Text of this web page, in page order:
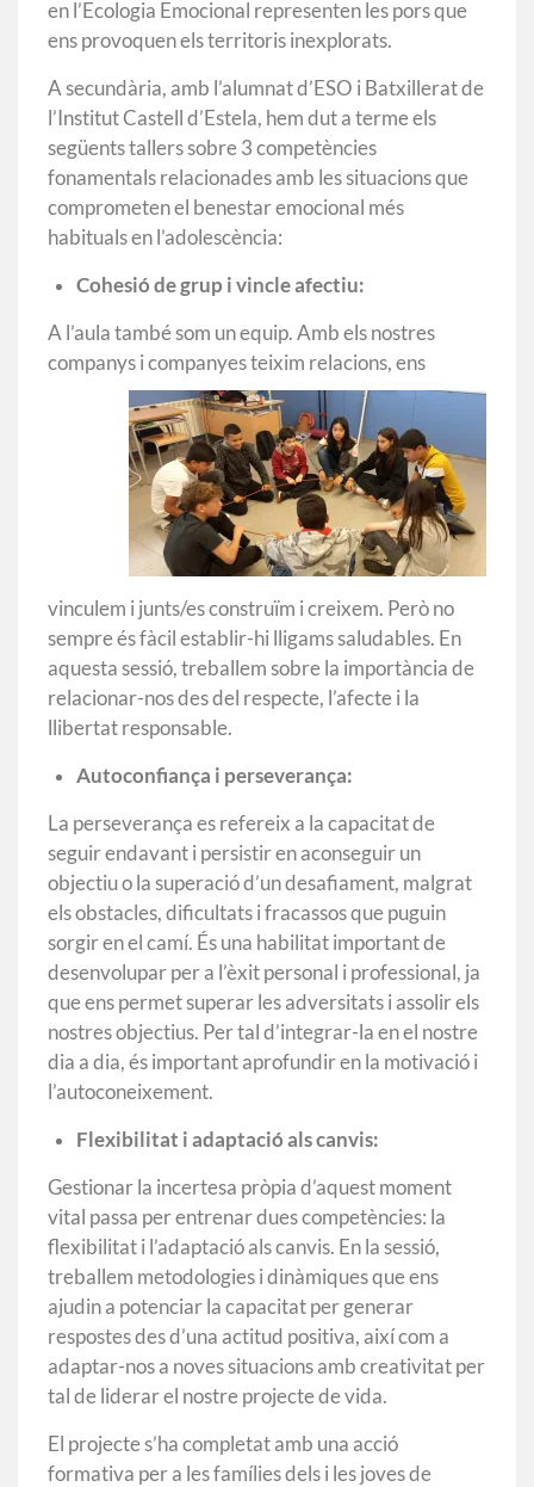
en l’Ecologia Emocional representen les pors que
ens provoquen els territoris inexplorats.
A secundària, amb l’alumnat d’ESO i Batxillerat de
l’Institut Castell d’Estela, hem dut a terme els
següents tallers sobre 3 competències
fonamentals relacionades amb les situacions que
comprometen el benestar emocional més
habituals en l’adolescència:
Cohesió de grup i vincle afectiu:
A l’aula també som un equip. Amb els nostres
companys i companyes teixim relacions, ens
vinculem i junts/es construïm i creixem. Però no
sempre és fàcil establir-hi lligams saludables. En
aquesta sessió, treballem sobre la importància de
relacionar-nos des del respecte, l’afecte i la
llibertat responsable.
Autoconfiança i perseverança:
La perseverança es refereix a la capacitat de
seguir endavant i persistir en aconseguir un
objectiu o la superació d’un desafiament, malgrat
els obstacles, dificultats i fracassos que puguin
sorgir en el camí. És una habilitat important de
desenvolupar per a l’èxit personal i professional, ja
que ens permet superar les adversitats i assolir els
nostres objectius. Per tal d’integrar-la en el nostre
dia a dia, és important aprofundir en la motivació i
l’autoconeixement.
Flexibilitat i adaptació als canvis:
Gestionar la incertesa pròpia d’aquest moment
vital passa per entrenar dues competències: la
flexibilitat i l’adaptació als canvis. En la sessió,
treballem metodologies i dinàmiques que ens
ajudin a potenciar la capacitat per generar
respostes des d’una actitud positiva, així com a
adaptar-nos a noves situacions amb creativitat per
tal de liderar el nostre projecte de vida.
El projecte s’ha completat amb una acció
formativa per a les famílies dels i les joves de